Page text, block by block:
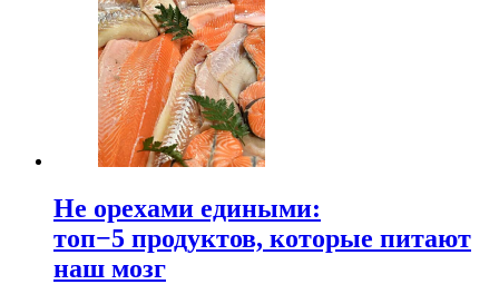
Не орехами едиными:
топ−5 продуктов, которые питают
наш мозг